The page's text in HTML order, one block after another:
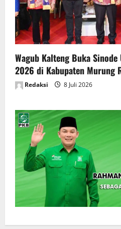
Wagub Kalteng Buka Sinode
2026 di Kabupaten Murung
Redaksi 8 Juli 2026